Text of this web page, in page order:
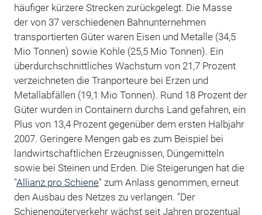
häufiger kürzere Strecken zurückgelegt. Die Masse
der von 37 verschiedenen Bahnunternehmen
transportierten Güter waren Eisen und Metalle (34,5
Mio Tonnen) sowie Kohle (25,5 Mio Tonnen). Ein
überdurchschnittliches Wachstum von 21,7 Prozent
verzeichneten die Tranporteure bei Erzen und
Metallabfällen (19,1 Mio Tonnen). Rund 18 Prozent der
Güter wurden in Containern durchs Land gefahren, ein
Plus von 13,4 Prozent gegenüber dem ersten Halbjahr
2007. Geringere Mengen gab es zum Beispiel bei
landwirtschaftlichen Erzeugnissen, Düngemitteln
sowie bei Steinen und Erden. Die Steigerungen hat die
"Allianz pro Schiene" zum Anlass genommen, erneut
den Ausbau des Netzes zu verlangen. "Der
Schienengüterverkehr wächst seit Jahren prozentual